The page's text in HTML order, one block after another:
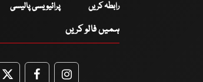
رابطہ کریں پرائیویسی پالیسی
ہمیں فالو کریں